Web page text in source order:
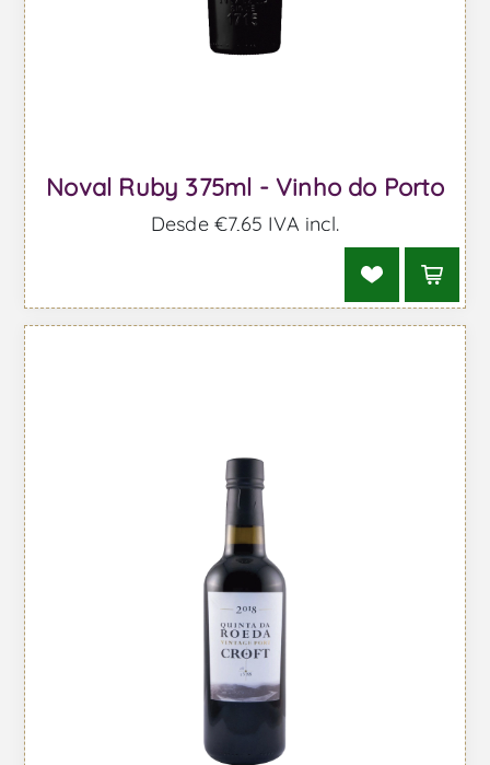
Noval Ruby 375ml - Vinho do Porto
Desde €7,65 IVA incl.